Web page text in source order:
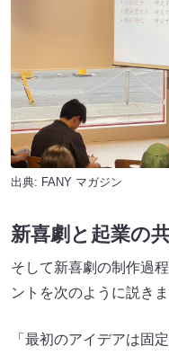
出典: FANY マガジン
新喜劇と起業の
そして新喜劇の制作過
ントを次のように説きま
「最初のアイデアは固